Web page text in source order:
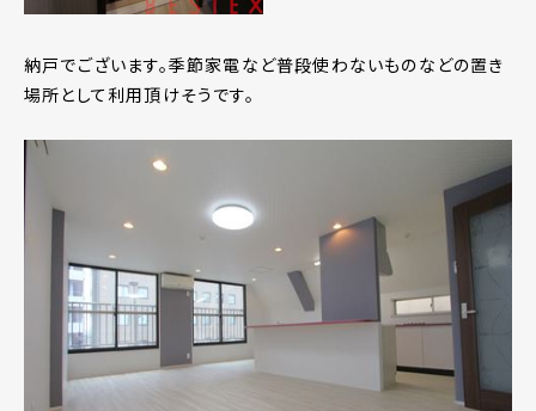
納戸でございます。季節家電など普段使わないものなどの置き
場所として利用頂けそうです。